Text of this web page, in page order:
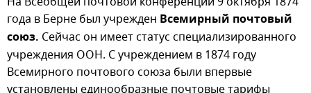
года в Берне был учрежден Всемирный почтовый
союз. Сейчас он имеет статус специализированного
учреждения ООН. С учреждением в 1874 году
Всемирного почтового союза были впервые
установлены единообразные почтовые тарифы